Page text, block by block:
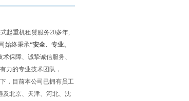
起重机租赁服务20多年,
始终秉承“安全、专业、
保障、诚挚诚信服务、
力的专业技术团队，
，目前本公司已拥有员工
及北京、天津、河北、沈